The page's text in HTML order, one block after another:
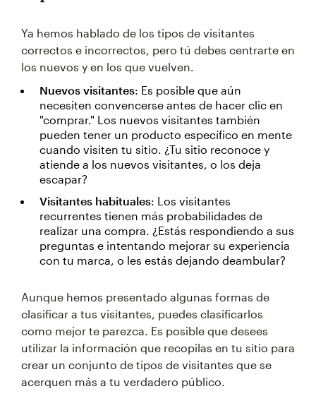
Ya hemos hablado de los tipos de visitantes
correctos e incorrectos, pero tú debes centrarte en
los nuevos y en los que vuelven.
Nuevos visitantes: Es posible que aún
necesiten convencerse antes de hacer clic en
"comprar." Los nuevos visitantes también
pueden tener un producto específico en mente
cuando visiten tu sitio. ¿Tu sitio reconoce y
atiende a los nuevos visitantes, o los deja
escapar?
Visitantes habituales: Los visitantes
recurrentes tienen más probabilidades de
realizar una compra. ¿Estás respondiendo a sus
preguntas e intentando mejorar su experiencia
con tu marca, o les estás dejando deambular?
Aunque hemos presentado algunas formas de
clasificar a tus visitantes, puedes clasificarlos
como mejor te parezca. Es posible que desees
utilizar la información que recopilas en tu sitio para
crear un conjunto de tipos de visitantes que se
acerquen más a tu verdadero público.